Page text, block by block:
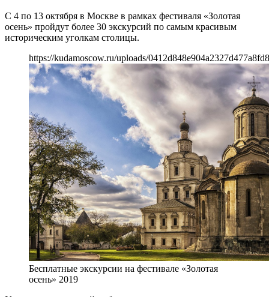
С 4 по 13 октября в Москве в рамках фестиваля «Золотая
осень» пройдут более 30 экскурсий по самым красивым
историческим уголкам столицы.
https://kudamoscow.ru/uploads/
Бесплатные экскурсии на фестивале «Золотая
осень» 2019